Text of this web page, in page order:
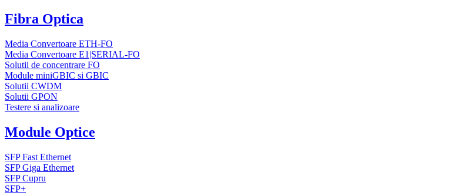
Fibra Optica
Media Convertoare ETH-FO
Media Convertoare E1|SERIAL-FO
Solutii de concentrare FO
Module miniGBIC si GBIC
Solutii CWDM
Solutii GPON
Testere si analizoare
Module Optice
SFP Fast Ethernet
SFP Giga Ethernet
SFP Cupru
SFP+